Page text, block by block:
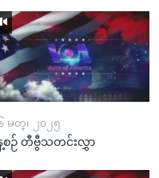
မတ္၊ ၂၀၂၅
စဉ် တီဗွီသတင်းလွှာ